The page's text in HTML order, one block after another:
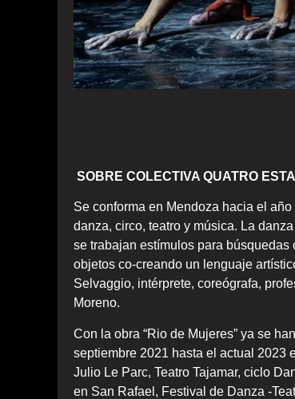
SOBRE COLECTIVA QUATRO
Se conforma en Mendoza hacia el
danza, circo, teatro y música. La
se trabajan estímulos para
objetos co-creando un lenguaje
Selvaggio, intérprete, coreógrafa,
Moreno.
Con la obra “Rio de Mujeres” ya se
septiembre 2021 hasta el actual 2023
Julio Le Parc, Teatro Tajamar, ciclo
en San Rafael, Festival de Danza -